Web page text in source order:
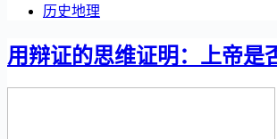
历史地理
用辩证的思维证明：上帝是